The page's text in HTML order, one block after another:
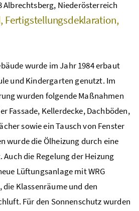
Albrechtsberg, Niederösterreich
Fertigstellungsdeklaration,
wurde im Jahr 1984 erbaut
und Kindergarten genutzt. Im
wurden folgende Maßnahmen
Fassade, Kellerdecke, Dachböden,
sowie ein Tausch von Fenster
wurde die Ölheizung durch eine
die Regelung der Heizung
Lüftungsanlage mit WRG
Klassenräume und den
Für den Sonnenschutz wurden